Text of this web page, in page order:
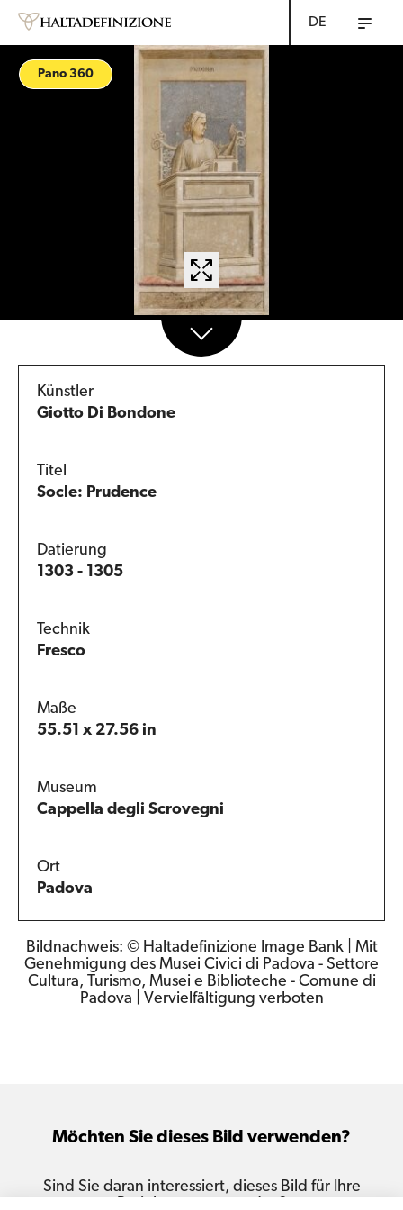
DE
Pano 360
Künstler
Giotto Di Bondone
Titel
Socle: Prudence
Datierung
1303 - 1305
Technik
Fresco
Maße
55.51 x 27.56 in
Museum
Cappella degli Scrovegni
Ort
Padova
Bildnachweis: © Haltadefinizione Image Bank | Mit
Genehmigung des Musei Civici di Padova - Settore
Cultura, Turismo, Musei e Biblioteche - Comune di
Padova | Vervielfältigung verboten
Möchten Sie dieses Bild verwenden?
Sind Sie daran interessiert, dieses Bild für Ihre